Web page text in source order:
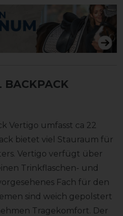
BACKPACK
Vertigo umfasst ca 22
bietet viel Stauraum für
Vertigo verfügt über
Trinkflaschen- und
Fach für den
sind weich gepolstert
Tragekomfort. Der